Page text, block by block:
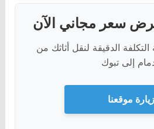
سعر مجاني الآن
الدقيقة لنقل أثاثك من
إلى تبوك
زيارة موقعنا